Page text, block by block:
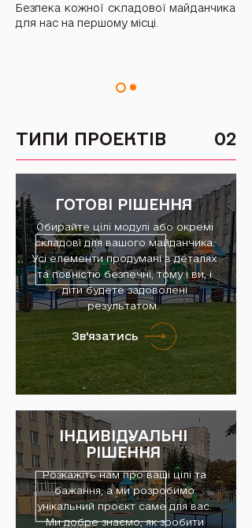
Безпека кожної складової майданчика
для нас на першому місці.
ТИПИ ПРОЕКТІВ 02
ГОТОВІ РІШЕННЯ
Обирайте цілі модулі або окремі
складові для вашого майданчика.
Усі елементи продумані в деталях
та повністю безпечні, тому і ви, і
діти будете задоволені
результатом.
Зв'язатись
ІНДИВІДУАЛЬНІ
РІШЕННЯ
Розкажіть нам про ваші цілі та
бажання, а ми розробимо
унікальний проєкт саме для вас.
Ми добре знаємо, як зробити